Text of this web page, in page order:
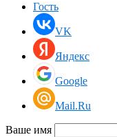
Гость
VK
Яндекс
Google
Mail.Ru
Ваше имя